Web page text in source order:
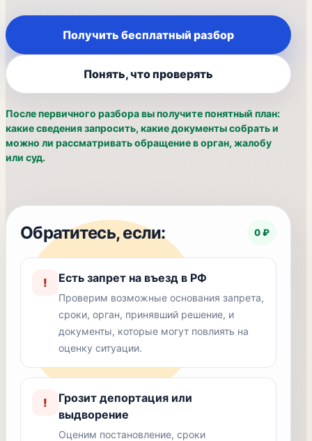
Получить бесплатный разбор
Понять, что проверять
После первичного разбора вы получите понятный план:
какие сведения запросить, какие документы собрать и
можно ли рассматривать обращение в орган, жалобу
или суд.
Обратитесь, если: 0 ₽
! Есть запрет на въезд в РФ
Проверим возможные основания запрета,
сроки, орган, принявший решение, и
документы, которые могут повлиять на
оценку ситуации.
!
Грозит депортация или
выдворение
Оценим постановление, сроки